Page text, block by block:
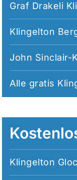
Graf Drakeli
Klingelton
John Sinclair-
Alle gratis
Klingelton